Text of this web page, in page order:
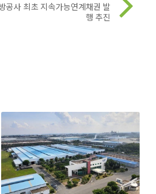
공사 최초 지속가능연계채권 발
행 추진